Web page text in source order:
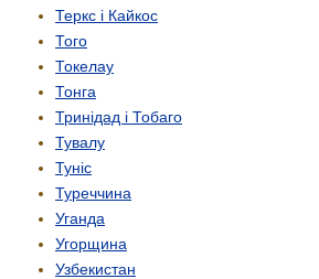
Теркс і Кайкос
Того
Токелау
Тонга
Тринідад і Тобаго
Тувалу
Туніс
Туреччина
Уганда
Угорщина
Узбекистан